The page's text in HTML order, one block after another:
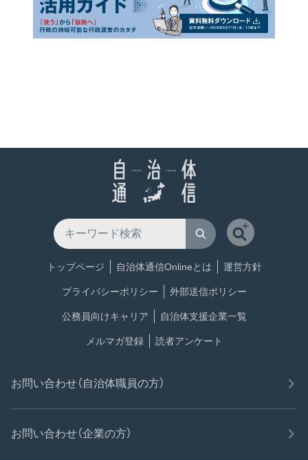
トップページ 自治体通信Onlineとは 運営方針
プライバシーポリシー 外部送信ポリシー
公務員向けキャリア 自治体支援企業一覧
メルマガ登録 読者アンケート
お問い合わせ（自治体職員の方）
お問い合わせ（企業の方）